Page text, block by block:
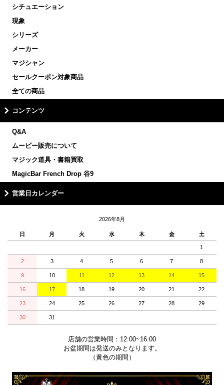
シチュエーション
現象
シリーズ
メーカー
マジシャン
セールクーポン対象商品
全ての商品
コンテンツ
Q&A
ムービー販売について
マジック道具・書籍買取
MagicBar French Drop 谷9
営業日カレンダー
2026年8月
日 月 火 水 木 金 土
1
2 3 4 5 6 7 8
9 10 11 12 13 14 15
16 17 18 19 20 21 22
23 24 25 26 27 28 29
30 31
店舗の営業時間：12:00~16:00
お盆期間は発送のみとなります。
（黄色の期間）